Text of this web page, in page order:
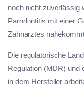
noch nicht zuverlässig
Parodontitis mit einer
Zahnarztes
Die regulatorische
Regulation (MDR) und
in dem Hersteller